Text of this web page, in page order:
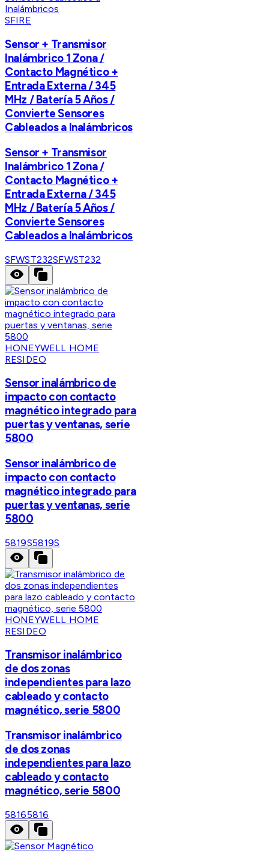
SFIRE
Sensor + Transmisor
Inalámbrico 1 Zona /
Contacto Magnético +
Entrada Externa / 345
MHz / Batería 5 Años /
Convierte Sensores
Cableados a Inalámbricos
Sensor + Transmisor
Inalámbrico 1 Zona /
Contacto Magnético +
Entrada Externa / 345
MHz / Batería 5 Años /
Convierte Sensores
Cableados a Inalámbricos
SFWST232SFWST232
HONEYWELL HOME
RESIDEO
Sensor inalámbrico de
impacto con contacto
magnético integrado para
puertas y ventanas, serie
5800
Sensor inalámbrico de
impacto con contacto
magnético integrado para
puertas y ventanas, serie
5800
5819S5819S
HONEYWELL HOME
RESIDEO
Transmisor inalámbrico
de dos zonas
independientes para lazo
cableado y contacto
magnético, serie 5800
Transmisor inalámbrico
de dos zonas
independientes para lazo
cableado y contacto
magnético, serie 5800
58165816